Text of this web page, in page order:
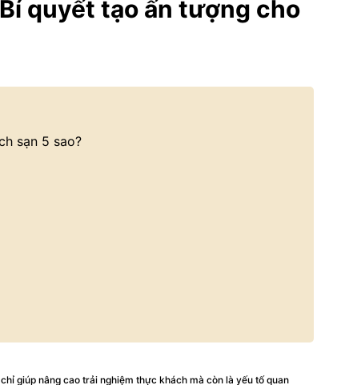
quyết tạo ấn tượng cho
sạn 5 sao?
giúp nâng cao trải nghiệm thực khách mà còn là yếu tố quan